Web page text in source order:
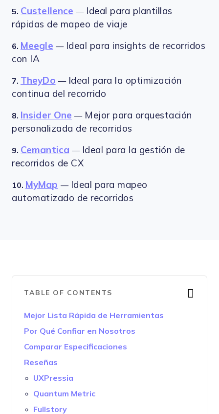
5. Custellence —
Ideal para plantillas
rápidas de mapeo de viaje
6. Meegle — Ideal para insights de recorridos
con IA
7. TheyDo — Ideal para la optimización
continua del recorrido
8. Insider One — Mejor para orquestación
personalizada de recorridos
9. Cemantica — Ideal para la gestión de
recorridos de CX
10. MyMap — Ideal para mapeo
automatizado de recorridos
TABLE OF CONTENTS
Mejor Lista Rápida de Herramientas
Por Qué Confiar en Nosotros
Comparar Especificaciones
Reseñas
UXPressia
Quantum Metric
Fullstory